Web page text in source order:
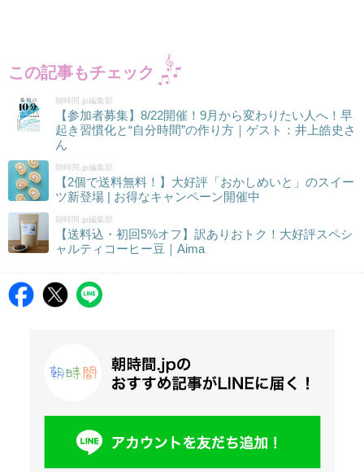
この記事もチェック
朝時間.jp編集部
【参加者募集】8/22開催！9月から変わりたい人へ！早
起き習慣化と“自分時間”の作り方｜ゲスト：井上皓史さ
ん
朝時間.jp編集部
【2個で送料無料！】大好評「おかしめいと」のスイー
ツ新登場 | お得なキャンペーン開催中
朝時間.jp編集部
【送料込・初回5%オフ】訳ありおトク！大好評スペシ
ャルティコーヒー豆｜Aima